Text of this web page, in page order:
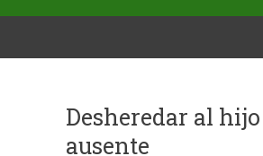
Desheredar al hijo
ausente